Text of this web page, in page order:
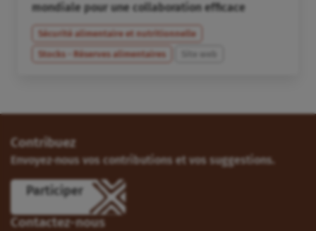
mondiale pour une collaboration efficace
Sécurité alimentaire et nutritionnelle
Stocks - Réserves alimentaires
Contribuez
Envoyez-nous vos contributions et vos suggestions.
Participer
Contactez-nous